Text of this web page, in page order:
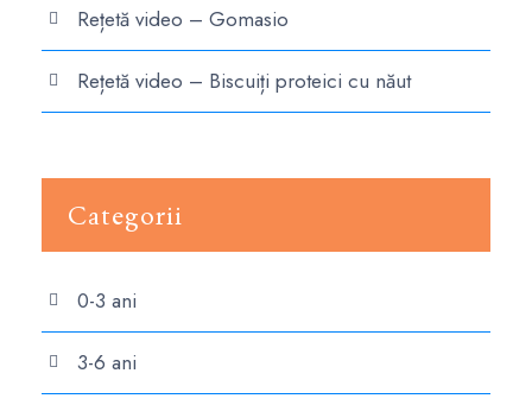
Rețetă video – Gomasio
Rețetă video – Biscuiți proteici cu năut
Categorii
0-3 ani
3-6 ani